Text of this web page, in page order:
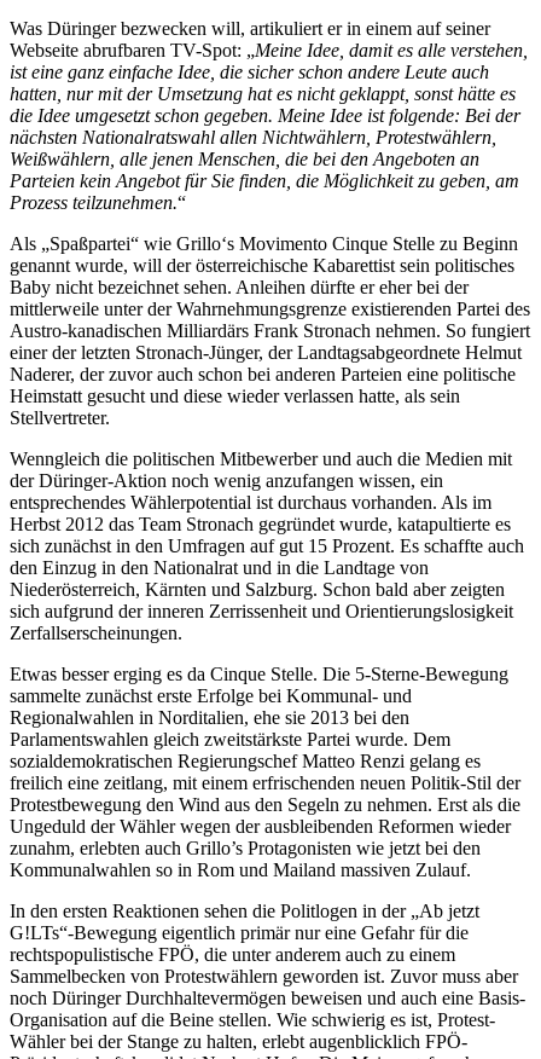
Was Düringer bezwecken will, artikuliert er in einem auf seiner
Webseite abrufbaren TV-Spot: „Meine Idee, damit es alle verstehen,
ist eine ganz einfache Idee, die sicher schon andere Leute auch
hatten, nur mit der Umsetzung hat es nicht geklappt, sonst hätte es
die Idee umgesetzt schon gegeben. Meine Idee ist folgende: Bei der
nächsten Nationalratswahl allen Nichtwählern, Protestwählern,
Weißwählern, alle jenen Menschen, die bei den Angeboten an
Parteien kein Angebot für Sie finden, die Möglichkeit zu geben, am
Prozess teilzunehmen.“
Als „Spaßpartei“ wie Grillo‘s Movimento Cinque Stelle zu Beginn
genannt wurde, will der österreichische Kabarettist sein politisches
Baby nicht bezeichnet sehen. Anleihen dürfte er eher bei der
mittlerweile unter der Wahrnehmungsgrenze existierenden Partei des
Austro-kanadischen Milliardärs Frank Stronach nehmen. So fungiert
einer der letzten Stronach-Jünger, der Landtagsabgeordnete Helmut
Naderer, der zuvor auch schon bei anderen Parteien eine politische
Heimstatt gesucht und diese wieder verlassen hatte, als sein
Stellvertreter.
Wenngleich die politischen Mitbewerber und auch die Medien mit
der Düringer-Aktion noch wenig anzufangen wissen, ein
entsprechendes Wählerpotential ist durchaus vorhanden. Als im
Herbst 2012 das Team Stronach gegründet wurde, katapultierte es
sich zunächst in den Umfragen auf gut 15 Prozent. Es schaffte auch
den Einzug in den Nationalrat und in die Landtage von
Niederösterreich, Kärnten und Salzburg. Schon bald aber zeigten
sich aufgrund der inneren Zerrissenheit und Orientierungslosigkeit
Zerfallserscheinungen.
Etwas besser erging es da Cinque Stelle. Die 5-Sterne-Bewegung
sammelte zunächst erste Erfolge bei Kommunal- und
Regionalwahlen in Norditalien, ehe sie 2013 bei den
Parlamentswahlen gleich zweitstärkste Partei wurde. Dem
sozialdemokratischen Regierungschef Matteo Renzi gelang es
freilich eine zeitlang, mit einem erfrischenden neuen Politik-Stil der
Protestbewegung den Wind aus den Segeln zu nehmen. Erst als die
Ungeduld der Wähler wegen der ausbleibenden Reformen wieder
zunahm, erlebten auch Grillo’s Protagonisten wie jetzt bei den
Kommunalwahlen so in Rom und Mailand massiven Zulauf.
In den ersten Reaktionen sehen die Politlogen in der „Ab jetzt
G!LTs“-Bewegung eigentlich primär nur eine Gefahr für die
rechtspopulistische FPÖ, die unter anderem auch zu einem
Sammelbecken von Protestwählern geworden ist. Zuvor muss aber
noch Düringer Durchhaltevermögen beweisen und auch eine Basis-
Organisation auf die Beine stellen. Wie schwierig es ist, Protest-
Wähler bei der Stange zu halten, erlebt augenblicklich FPÖ-